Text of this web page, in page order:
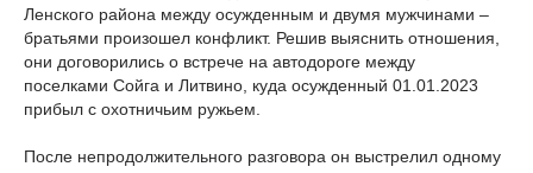
Ленского района между осужденным и двумя мужчинами –
братьями произошел конфликт. Решив выяснить отношения,
они договорились о встрече на автодороге между
поселками Сойга и Литвино, куда осужденный 01.01.2023
прибыл с охотничьим ружьем.
После непродолжительного разговора он выстрелил одному